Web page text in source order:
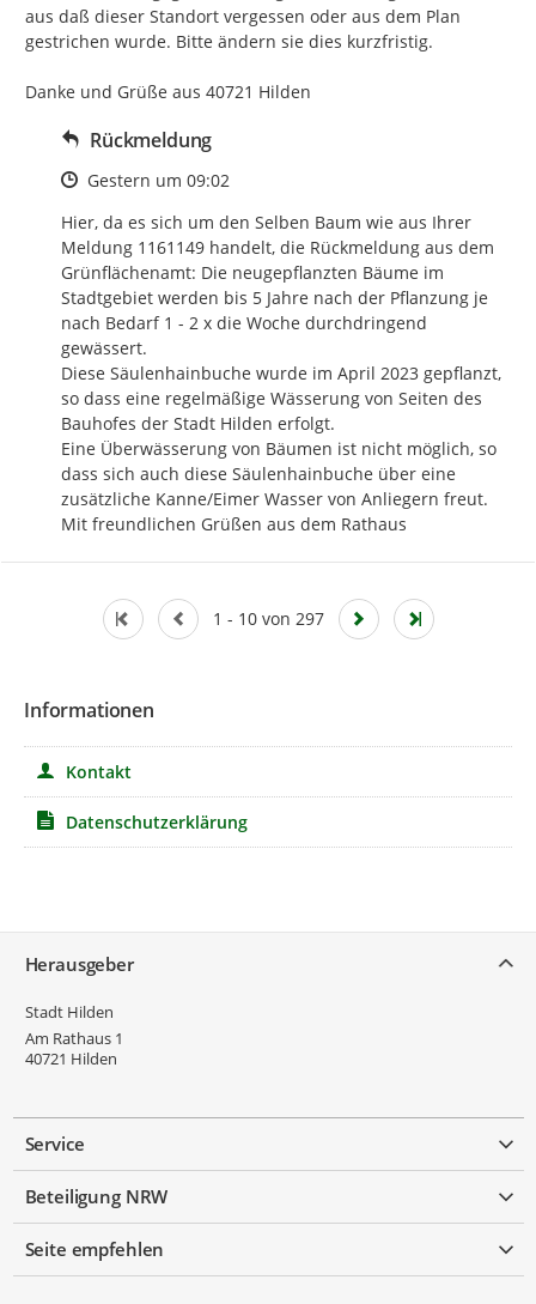
aus daß dieser Standort vergessen oder aus dem Plan
gestrichen wurde. Bitte ändern sie dies kurzfristig.
Danke und Grüße aus 40721 Hilden
Rückmeldung
Zeitpunkt des Erstellens
Gestern um 09:02
Hier, da es sich um den Selben Baum wie aus Ihrer
Meldung 1161149 handelt, die Rückmeldung aus dem
Grünflächenamt: Die neugepflanzten Bäume im
Stadtgebiet werden bis 5 Jahre nach der Pflanzung je
nach Bedarf 1 - 2 x die Woche durchdringend
gewässert.
Diese Säulenhainbuche wurde im April 2023 gepflanzt,
so dass eine regelmäßige Wässerung von Seiten des
Bauhofes der Stadt Hilden erfolgt.
Eine Überwässerung von Bäumen ist nicht möglich, so
dass sich auch diese Säulenhainbuche über eine
zusätzliche Kanne/Eimer Wasser von Anliegern freut.
Mit freundlichen Grüßen aus dem Rathaus
1 - 10 von 297
Informationen
Kontakt
Datenschutzerklärung
Herausgeber
Stadt Hilden
Am Rathaus 1
40721 Hilden
Service
Beteiligung NRW
Seite empfehlen